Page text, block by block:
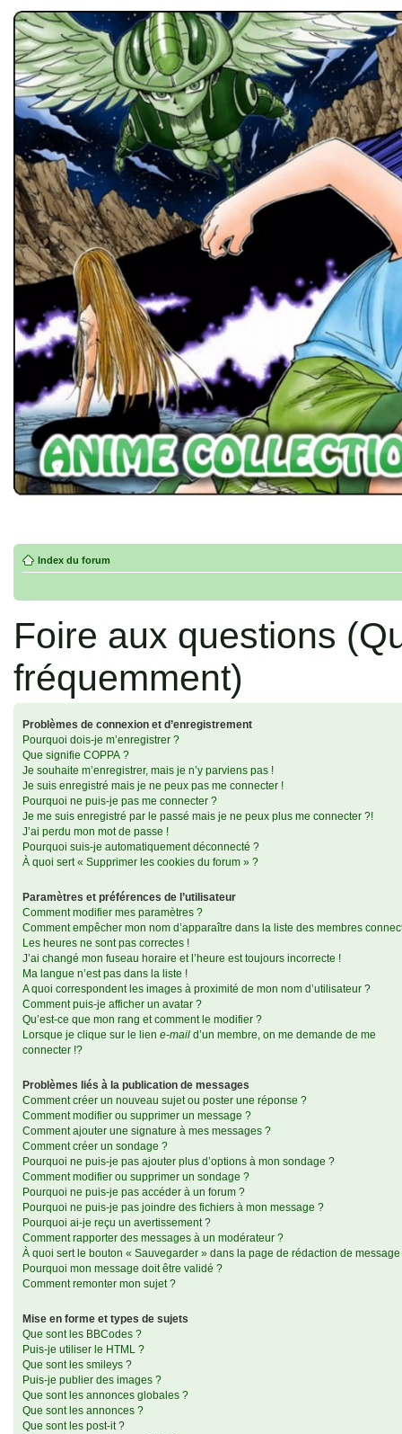
Index du forum
Foire aux questions
fréquemment)
Problèmes de connexion et d’enregistrement
Pourquoi dois-je m’enregistrer ?
Que signifie COPPA ?
Je souhaite m’enregistrer, mais je n’y parviens pas !
Je suis enregistré mais je ne peux pas me connecter !
Pourquoi ne puis-je pas me connecter ?
Je me suis enregistré par le passé mais je ne peux plus me connecter ?!
J’ai perdu mon mot de passe !
Pourquoi suis-je automatiquement déconnecté ?
À quoi sert « Supprimer les cookies du forum » ?
Paramètres et préférences de l’utilisateur
Comment modifier mes paramètres ?
Comment empêcher mon nom d’apparaître dans la liste des membres
Les heures ne sont pas correctes !
J’ai changé mon fuseau horaire et l’heure est toujours incorrecte !
Ma langue n’est pas dans la liste !
A quoi correspondent les images à proximité de mon nom d’utilisateur ?
Comment puis-je afficher un avatar ?
Qu’est-ce que mon rang et comment le modifier ?
Lorsque je clique sur le lien e-mail d’un membre, on me demande de me
connecter !?
Problèmes liés à la publication de messages
Comment créer un nouveau sujet ou poster une réponse ?
Comment modifier ou supprimer un message ?
Comment ajouter une signature à mes messages ?
Comment créer un sondage ?
Pourquoi ne puis-je pas ajouter plus d’options à mon sondage ?
Comment modifier ou supprimer un sondage ?
Pourquoi ne puis-je pas accéder à un forum ?
Pourquoi ne puis-je pas joindre des fichiers à mon message ?
Pourquoi ai-je reçu un avertissement ?
Comment rapporter des messages à un modérateur ?
À quoi sert le bouton « Sauvegarder » dans la page de rédaction de message
Pourquoi mon message doit être validé ?
Comment remonter mon sujet ?
Mise en forme et types de sujets
Que sont les BBCodes ?
Puis-je utiliser le HTML ?
Que sont les smileys ?
Puis-je publier des images ?
Que sont les annonces globales ?
Que sont les annonces ?
Que sont les post-it ?